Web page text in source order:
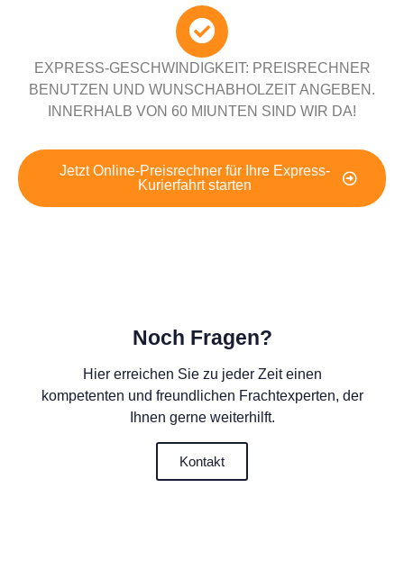
EXPRESS-GESCHWINDIGKEIT: PREISRECHNER
BENUTZEN UND WUNSCHABHOLZEIT ANGEBEN.
INNERHALB VON 60 MIUNTEN SIND WIR DA!
Jetzt Online-Preisrechner für Ihre Express-
Kurierfahrt starten
Noch Fragen?
Hier erreichen Sie zu jeder Zeit einen
kompetenten und freundlichen Frachtexperten, der
Ihnen gerne weiterhilft.
Kontakt